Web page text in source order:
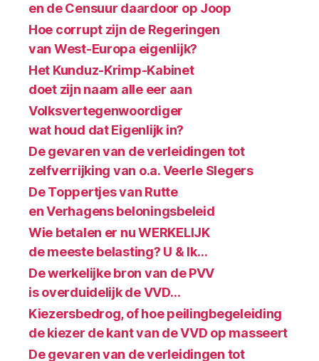
en de Censuur daardoor op Joop
Hoe corrupt zijn de Regeringen
van West-Europa eigenlijk?
Het Kunduz-Krimp-Kabinet
doet zijn naam alle eer aan
Volksvertegenwoordiger
wat houd dat Eigenlijk in?
De gevaren van de verleidingen tot
zelfverrijking van o.a. Veerle Slegers
De Toppertjes van Rutte
en Verhagens beloningsbeleid
Wie betalen er nu WERKELIJK
de meeste belasting? U & Ik…
De werkelijke bron van de PVV
is overduidelijk de VVD…
Kiezersbedrog, of hoe peilingbegeleiding
de kiezer de kant van de VVD op masseert
De gevaren van de verleidingen tot